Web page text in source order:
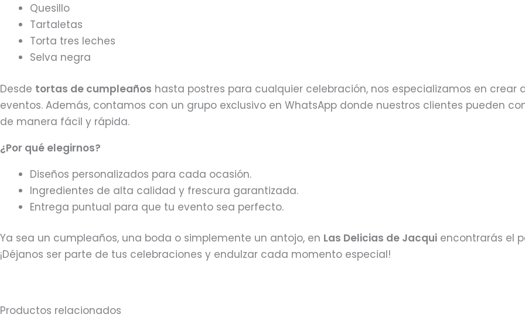
Quesillo
Tartaletas
Torta tres leches
Selva negra
Desde tortas de cumpleaños hasta postres para cualquier celebración, nos especializamos en
eventos. Además, contamos con un grupo exclusivo en WhatsApp donde nuestros clientes pueden
de manera fácil y rápida.
¿Por qué elegirnos?
Diseños personalizados para cada ocasión.
Ingredientes de alta calidad y frescura garantizada.
Entrega puntual para que tu evento sea perfecto.
Ya sea un cumpleaños, una boda o simplemente un antojo, en Las Delicias de Jacqui encontrarás el
¡Déjanos ser parte de tus celebraciones y endulzar cada momento especial!
Productos relacionados